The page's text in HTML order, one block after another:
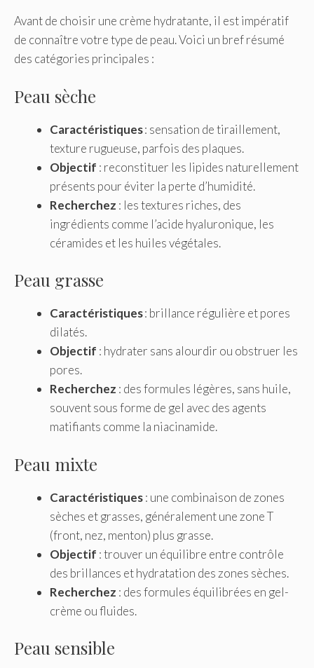
Avant de choisir une crème hydratante, il est impératif
de connaître votre type de peau. Voici un bref résumé
des catégories principales :
Peau sèche
Caractéristiques: sensation de tiraillement,
texture rugueuse, parfois des plaques.
Objectif : reconstituer les lipides naturellement
présents pour éviter la perte d’humidité.
Recherchez : les textures riches, des
ingrédients comme l’acide hyaluronique, les
céramides et les huiles végétales.
Peau grasse
Caractéristiques: brillance régulière et pores
dilatés.
Objectif : hydrater sans alourdir ou obstruer les
pores.
Recherchez : des formules légères, sans huile,
souvent sous forme de gel avec des agents
matifiants comme la niacinamide.
Peau mixte
Caractéristiques: une combinaison de zones
sèches et grasses, généralement une zone T
(front, nez, menton) plus grasse.
Objectif : trouver un équilibre entre contrôle
des brillances et hydratation des zones sèches.
Recherchez : des formules équilibrées en gel-
crème ou fluides.
Peau sensible